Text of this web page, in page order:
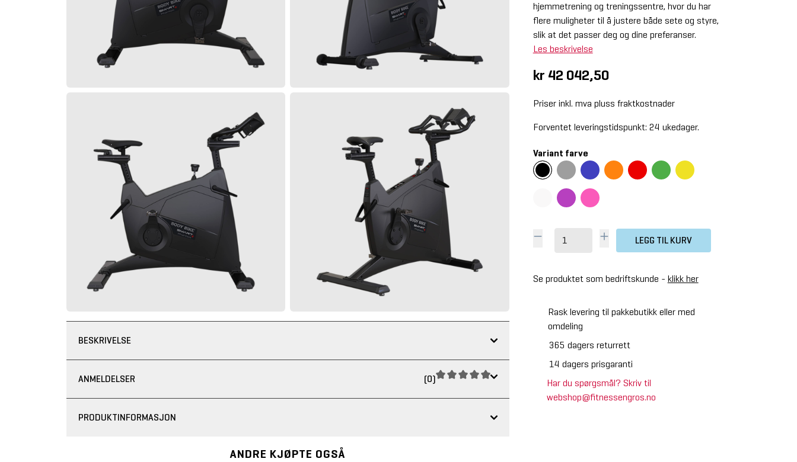
hjemmetrening og treningssentre, hvor du har
flere muligheter til å justere både sete og styre,
slik at det passer deg og dine preferanser.
Les beskrivelse
kr 42 042,50
Priser inkl. mva pluss fraktkostnader
Forventet leveringstidspunkt: 24 ukedager.
Variant farve
LEGG TIL KURV
Se produktet som bedriftskunde - klikk her
Rask levering til pakkebutikk eller med
omdeling
365 dagers returrett
14 dagers prisgaranti
Har du spørgsmål? Skriv til
webshop@fitnessengros.no
BESKRIVELSE
ANMELDELSER (0)
PRODUKTINFORMASJON
ANDRE KJØPTE OGSÅ